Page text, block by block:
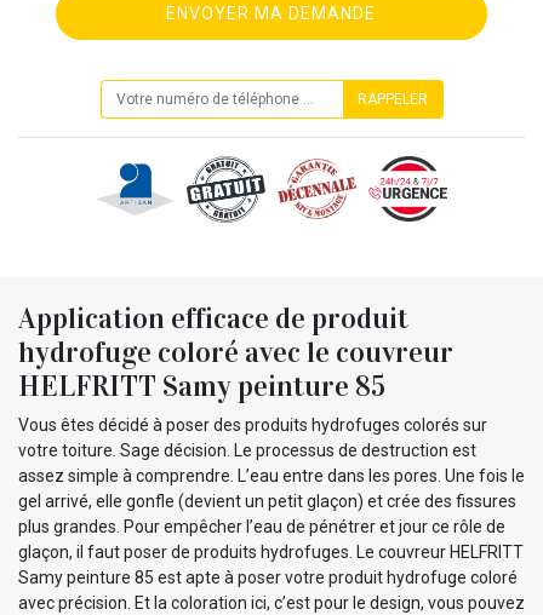
Application efficace de produit
hydrofuge coloré avec le couvreur
HELFRITT Samy peinture 85
Vous êtes décidé à poser des produits hydrofuges colorés sur
votre toiture. Sage décision. Le processus de destruction est
assez simple à comprendre. L’eau entre dans les pores. Une fois le
gel arrivé, elle gonfle (devient un petit glaçon) et crée des fissures
plus grandes. Pour empêcher l’eau de pénétrer et jour ce rôle de
glaçon, il faut poser de produits hydrofuges. Le couvreur HELFRITT
Samy peinture 85 est apte à poser votre produit hydrofuge coloré
avec précision. Et la coloration ici, c’est pour le design, vous pouvez